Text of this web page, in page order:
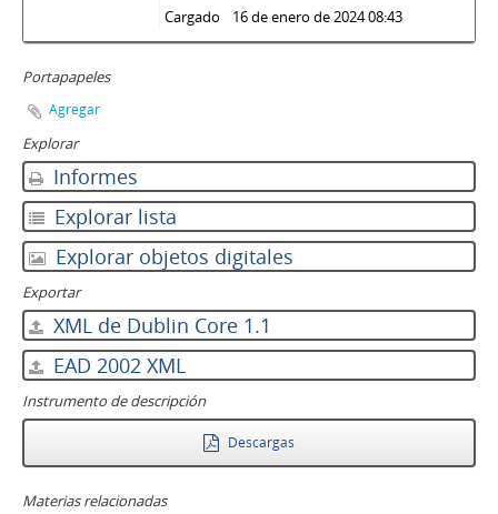
Cargado
16 de enero de 2024 08:43
Portapapeles
Agregar
Explorar
Informes
Explorar lista
Explorar objetos digitales
Exportar
XML de Dublin Core 1.1
EAD 2002 XML
Instrumento de descripción
Descargas
Materias relacionadas